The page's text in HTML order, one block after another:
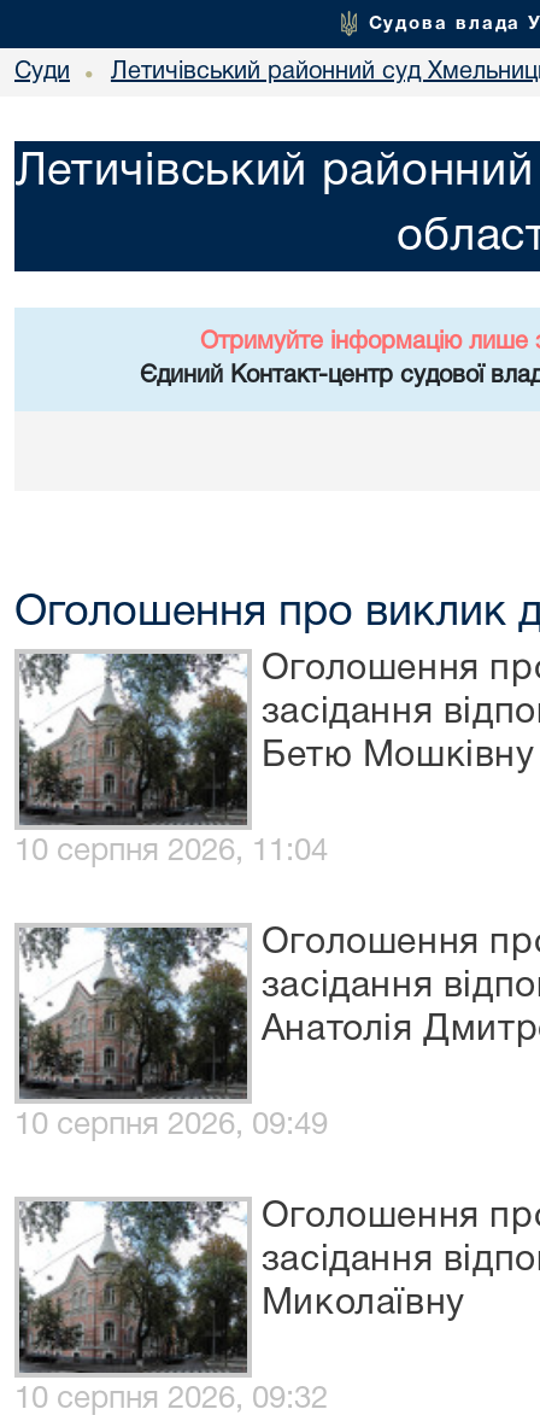
Судова влада
Суди • Летичівський районний суд
Летичівський
Отримуйте інформацію лише
Єдиний Контакт-центр судової
Оголошення про виклик
Оголошення
засідання
Бетю Мошківну
10 серпня 2026, 11:04
Оголошення
засідання
Анатолія
10 серпня 2026, 09:49
Оголошення
засідання
Миколаївну
10 серпня 2026, 09:32